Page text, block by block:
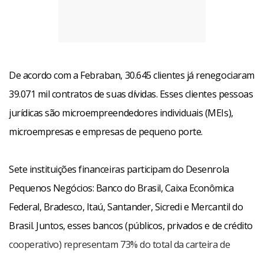
De acordo com a Febraban, 30.645 clientes já renegociaram
39.071 mil contratos de suas dívidas. Esses clientes pessoas
jurídicas são microempreendedores individuais (MEIs),
microempresas e empresas de pequeno porte.
Sete instituições financeiras participam do Desenrola
Pequenos Negócios: Banco do Brasil, Caixa Econômica
Federal, Bradesco, Itaú, Santander, Sicredi e Mercantil do
Brasil. Juntos, esses bancos (públicos, privados e de crédito
cooperativo) representam 73% do total da carteira de